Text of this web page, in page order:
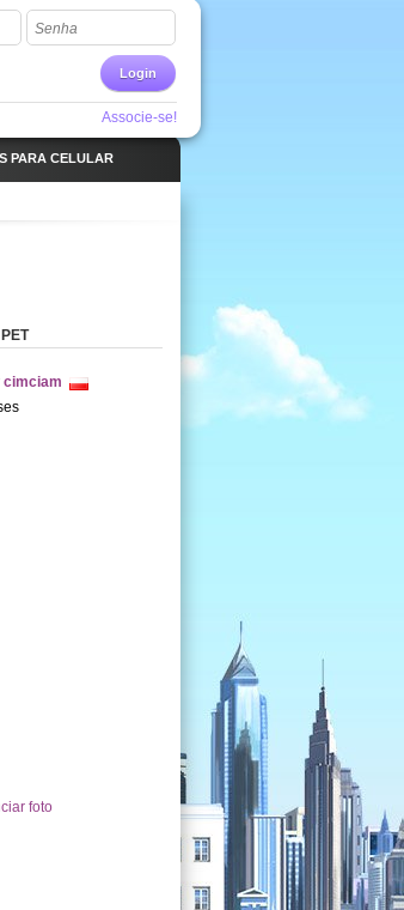
Senha
Login
Associe-se!
PARA CELULAR
cimciam
foto